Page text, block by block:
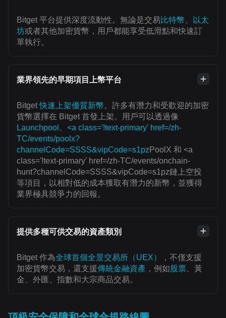
Bitget 平台提供深度流動性。無論是交易比特幣
以太
坊或者其他加密貨幣，用戶都能享受低滑點和快速訂
單執行。
業界領先的早期項目上幣平台
Bitget快速上架優質新幣。許多有潛力和受歡迎的加密
貨幣選擇在 Bitget 首發上架。用戶可以透過像
Launchpool、<a class='!text-primary' href=/zh-
TC/events/poolx?
channelCode=SSSS&vipCode=s1pzPoolX 和 <a
class='!text-primary' href=/zh-TC/events/onchain-
hunt?channelCode=SSSS&vipCode=s1pz鏈上空投
等項目，以相對低的成本獲取有潛力的新幣，並獲得
業界極具競爭力的回報。
提供多種可供交易的資產類別
Bitget 作為全球首個全景交易所（UEX）
，不僅支援
加密貨幣交易，還支援傳統金融資產 ，例如 股票 、黃
金、外匯、指數和大宗商品交易。